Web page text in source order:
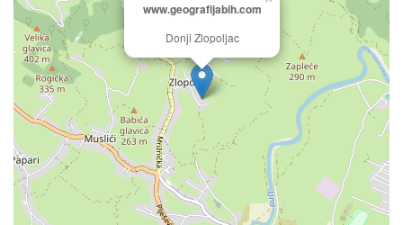
www.geografijabih.com
Donji Zlopoljac